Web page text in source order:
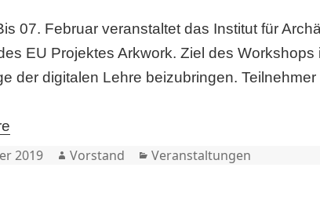
07. Februar veranstaltet das Institut für
EU Projektes Arkwork. Ziel des
der digitalen Lehre beizubringen.
2019 Author
Vorstand Categories
Veranstaltungen